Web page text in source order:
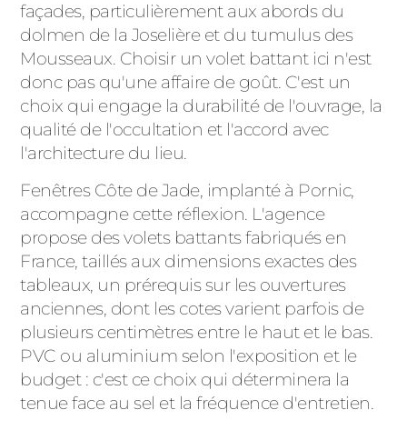
façades, particulièrement aux abords du
dolmen de la Joselière et du tumulus des
Mousseaux. Choisir un volet battant ici n'est
donc pas qu'une affaire de goût. C'est un
choix qui engage la durabilité de l'ouvrage, la
qualité de l'occultation et l'accord avec
l'architecture du lieu.
Fenêtres Côte de Jade, implanté à Pornic,
accompagne cette réflexion. L'agence
propose des volets battants fabriqués en
France, taillés aux dimensions exactes des
tableaux, un prérequis sur les ouvertures
anciennes, dont les cotes varient parfois de
plusieurs centimètres entre le haut et le bas.
PVC ou aluminium selon l'exposition et le
budget : c'est ce choix qui déterminera la
tenue face au sel et la fréquence d'entretien.